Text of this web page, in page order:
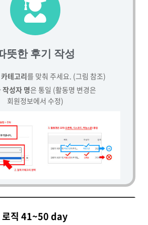
뜻한 후기 작성
카테고리를 맞춰 주세요. (그림 참조)
작성자 명은 통일 (활동명 변경은
회원정보에서 수정)
직 41~50 day